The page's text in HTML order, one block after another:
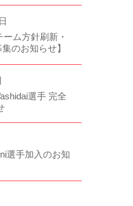
ーム方針刷新・
のお知らせ】
選手 完全
選手加入のお知